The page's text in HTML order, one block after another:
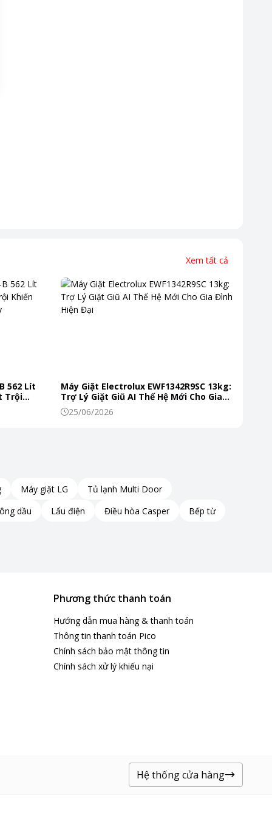
khi cần làm mát ngay lập tức.
vận hành.
Xem tất cả
562 Lít
Trội
Ngày
Máy Giặt Electrolux EWF1342R9SC 13kg:
Trợ Lý Giặt Giũ AI Thế Hệ Mới Cho Gia
Đình Hiện Đại
25/06/2026
Máy giặt LG
Tủ lạnh Multi Door
dầu Lẩu điện Điều hòa Casper
Bếp từ
Phương thức thanh toán
Hướng dẫn mua hàng & thanh toán
Thông tin thanh toán Pico
Chính sách bảo mật thông tin
Chính sách xử lý khiếu nại
Hệ thống cửa hàng